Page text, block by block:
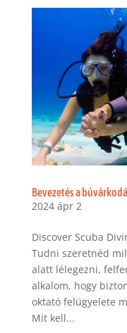
Bevezetés a
2024 ápr 2
Discover Scuba
Tudni szeretnéd
alatt lélegezni,
alkalom, hogy
oktató felügyelete
Mit kell...